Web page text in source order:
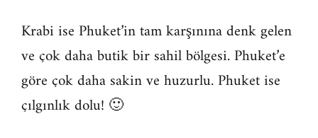
Krabi ise Phuket’in tam karşınına denk gelen
ve çok daha butik bir sahil bölgesi. Phuket’e
göre çok daha sakin ve huzurlu. Phuket ise
çılgınlık dolu! 🙂